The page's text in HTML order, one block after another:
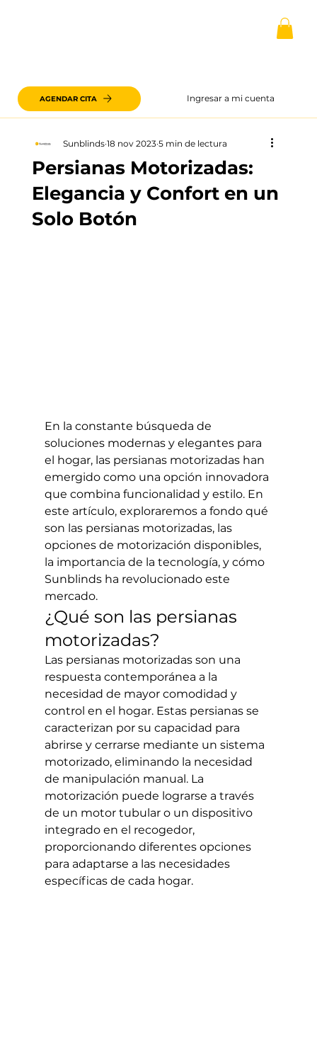
Ingresar a mi cuenta
AGENDAR CITA
Persianas Motorizadas:
Elegancia y Confort en un
Solo Botón
Sunblinds 18 nov 2023 5 min de lectura
En la constante búsqueda de
soluciones modernas y elegantes para
el hogar, las persianas motorizadas han
emergido como una opción innovadora
que combina funcionalidad y estilo. En
este artículo, exploraremos a fondo qué
son las persianas motorizadas, las
opciones de motorización disponibles,
la importancia de la tecnología, y cómo
Sunblinds ha revolucionado este
mercado.
¿Qué son las persianas
motorizadas?
Las persianas motorizadas son una
respuesta contemporánea a la
necesidad de mayor comodidad y
control en el hogar. Estas persianas se
caracterizan por su capacidad para
abrirse y cerrarse mediante un sistema
motorizado, eliminando la necesidad
de manipulación manual. La
motorización puede lograrse a través
de un motor tubular o un dispositivo
integrado en el recogedor,
proporcionando diferentes opciones
para adaptarse a las necesidades
específicas de cada hogar.